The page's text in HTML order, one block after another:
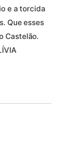
e a torcida
Que esses
Castelão.